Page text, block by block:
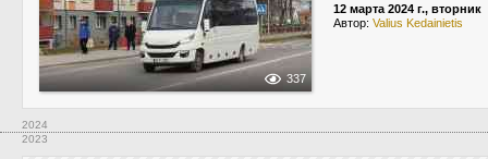
337
12 марта 2024 г., вторник
Автор: Valius Kedainietis
2024
2023